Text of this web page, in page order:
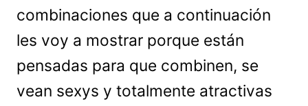
combinaciones que a continuación
les voy a mostrar porque están
pensadas para que combinen, se
vean sexys y totalmente atractivas